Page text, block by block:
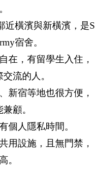
近橫濱與新橫濱，是S
宿舍。
在，有留學生入住，
流的人。
新宿等地也很方便，
顧。
個人隱私時間。
用設施，且無門禁，
。